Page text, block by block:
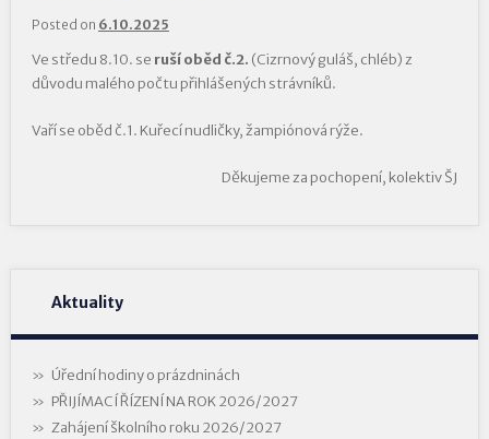
Posted on 6.10.2025
Ve středu 8.10. se rušíoběd č.2. (Cizrnový guláš, chléb) z
důvodu malého počtu přihlášených strávníků.
Vaří se oběd č.1. Kuřecí nudličky, žampiónová rýže.
Děkujeme za pochopení, kolektiv ŠJ
Aktuality
Úřední hodiny o prázdninách
PŘIJÍMACÍ ŘÍZENÍ NA ROK 2026/2027
Zahájení školního roku 2026/2027